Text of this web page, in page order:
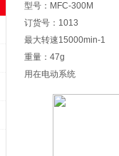
型号：MFC-300M
订货号：1013
最大转速15000min-1
重量：47g
用在电动系统